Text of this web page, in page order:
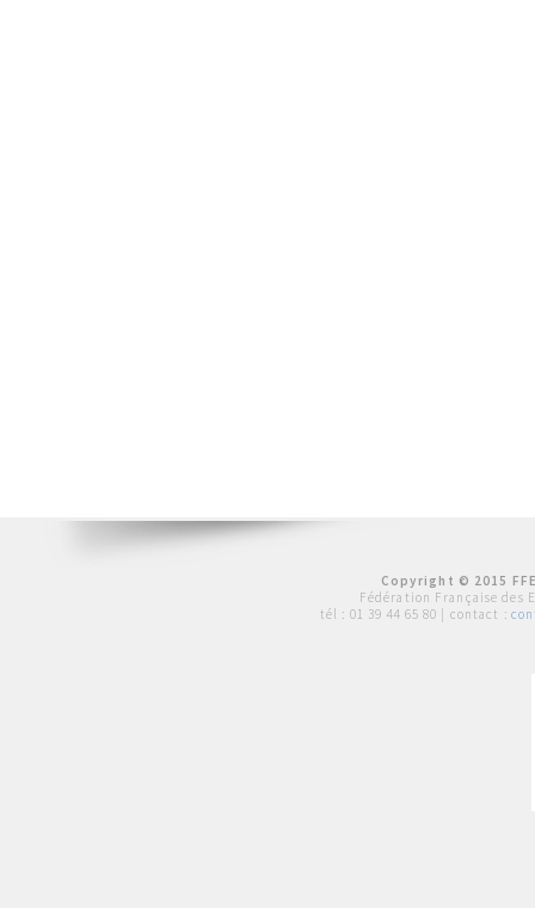
Copyright © 2015
Fédération Française des
tél : 01 39 44 65 80 | contact :